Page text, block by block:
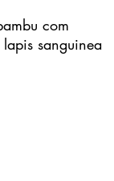
com
sanguinea